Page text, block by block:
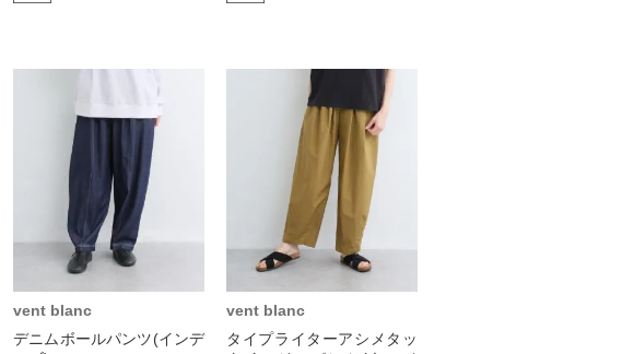
vent blanc
デニムボールパンツ(インデ
vent blanc
タイプライターアシメタッ